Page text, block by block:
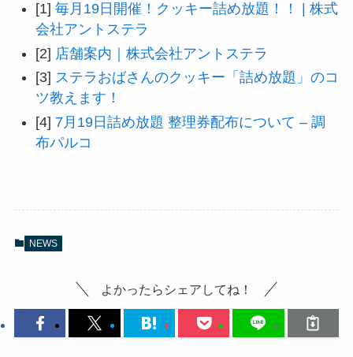
[1] 毎月19日開催！クッキー詰め放題！！ | 株式
会社アントステラ
[2] 店舗案内｜株式会社アントステラ
[3] ステラおばさんのクッキー「詰め放題」のコ
ツ教えます！
[4] 7月19日詰め放題 整理券配布について – 調
布パルコ
NEWS
よかったらシェアしてね！